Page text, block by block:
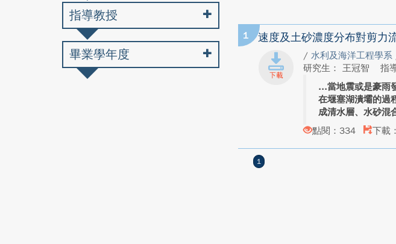
1 速度及土砂濃度分布對剪力
/ 水利及海洋工程學系
研究生： 王冠智
指
當地震或是豪雨
在堰塞湖潰壩的過
成清水層、水砂混
點閱：334
下載
1
指導教授
畢業學年度